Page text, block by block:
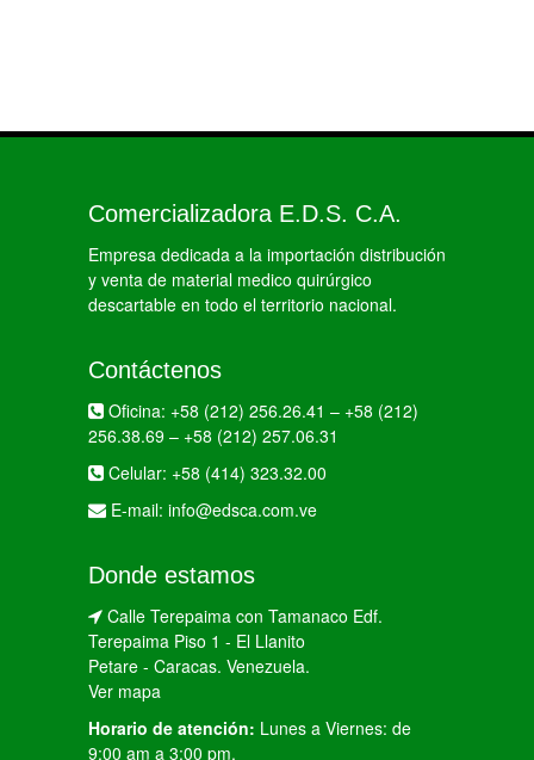
Comercializadora E.D.S. C.A.
Empresa dedicada a la importación distribución
y venta de material medico quirúrgico
descartable en todo el territorio nacional.
Contáctenos
Oficina: +58 (212) 256.26.41 – +58 (212)
256.38.69 – +58 (212) 257.06.31
Celular: +58 (414) 323.32.00
E-mail: info@edsca.com.ve
Donde estamos
Calle Terepaima con Tamanaco Edf.
Terepaima Piso 1 - El Llanito
Petare - Caracas. Venezuela.
Ver mapa
Horario de atención: Lunes a Viernes: de
9:00 am a 3:00 pm.